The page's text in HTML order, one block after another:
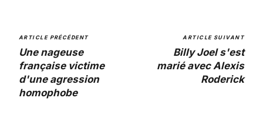
ARTICLE PRÉCÉDENT
Une nageuse
française victime
d'une agression
homophobe
ARTICLE SUIVANT
Billy Joel s'est
marié avec Alexis
Roderick